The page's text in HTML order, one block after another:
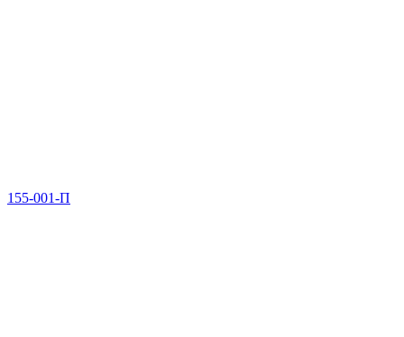
155-001-П